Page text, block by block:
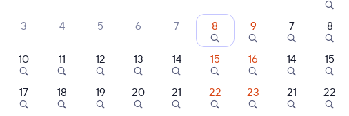
Расписание поездов Залари — Чаны
3 4 5 6 7 8 9
10 11 12 13 14 15 16
17 18 19 20 21 22 23
7 8
14 15
21 22